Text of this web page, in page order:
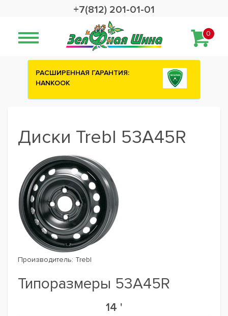
+7(812) 201-01-01
0
РАСШИРЕННАЯ ГАРАНТИЯ:
HANKOOK
Диски Trebl 53A45R
Производитель: Trebl
Типоразмеры 53A45R
14 '